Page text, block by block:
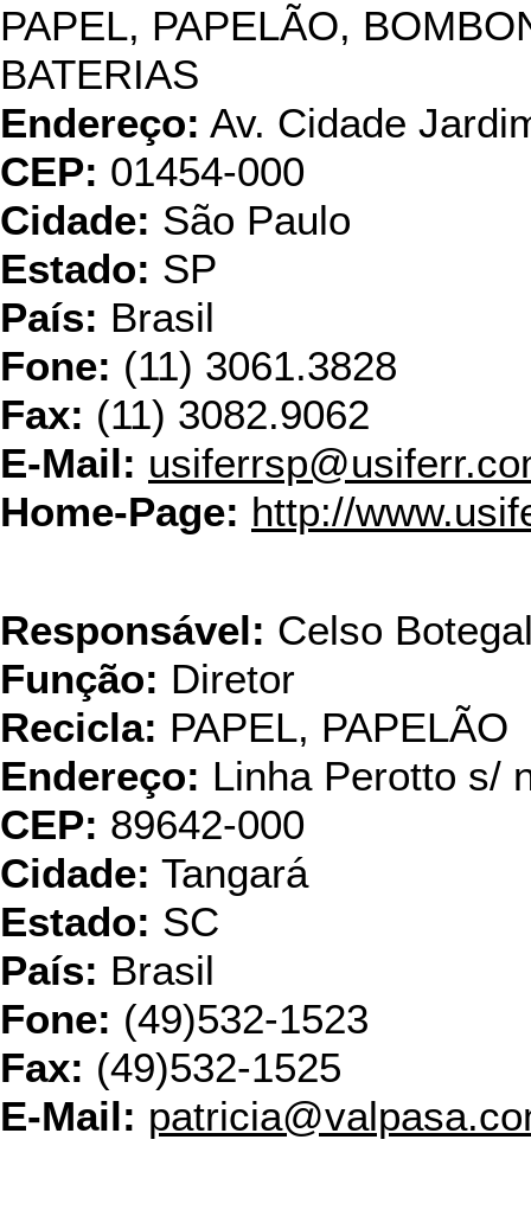
PAPEL, PAPELÃO,
BATERIAS
Endereço: Av. Cidade
CEP: 01454-000
Cidade: São Paulo
Estado: SP
País: Brasil
Fone: (11) 3061.3828
Fax: (11) 3082.9062
E-Mail:
Home-Page: http://
Responsável: Celso
Função: Diretor
Recicla: PAPEL, PAPELÃO
Endereço: Linha Perotto s/
CEP: 89642-000
Cidade: Tangará
Estado: SC
País: Brasil
Fone: (49)532-1523
Fax: (49)532-1525
E-Mail: